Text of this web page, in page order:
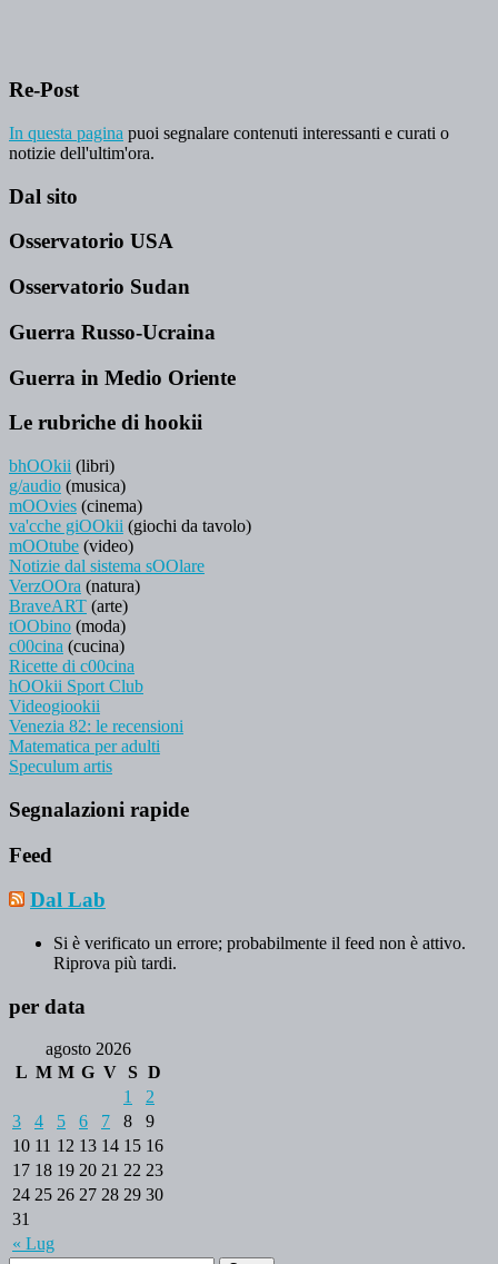
Re-Post
In questa pagina puoi segnalare contenuti interessanti e curati o
notizie dell'ultim'ora.
Dal sito
Osservatorio USA
Osservatorio Sudan
Guerra Russo-Ucraina
Guerra in Medio Oriente
Le rubriche di hookii
bhOOkii (libri)
g/audio (musica)
mOOvies (cinema)
va'cche giOOkii (giochi da tavolo)
mOOtube (video)
Notizie dal sistema sOOlare
VerzOOra (natura)
BraveART (arte)
tOObino (moda)
c00cina (cucina)
Ricette di c00cina
hOOkii Sport Club
Videogiookii
Venezia 82: le recensioni
Matematica per adulti
Speculum artis
Segnalazioni rapide
Feed
Dal Lab
Si è verificato un errore; probabilmente il feed non è attivo.
Riprova più tardi.
per data
agosto 2026
L M M G V S D
« Lug
1
2
3
4 5 6 7 8
9
10 11 12 13 14 15 16
17 18 19 20 21 22 23
24 25 26 27 28 29 30
31